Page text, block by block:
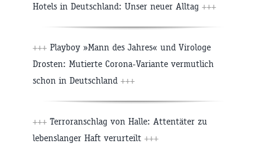
Hotels in Deutschland: Unser neuer Alltag +++
+++ Playboy »Mann des Jahres« und Virologe
Drosten: Mutierte Corona-Variante vermutlich
schon in Deutschland +++
+++ Terroranschlag von Halle: Attentäter zu
lebenslanger Haft verurteilt +++